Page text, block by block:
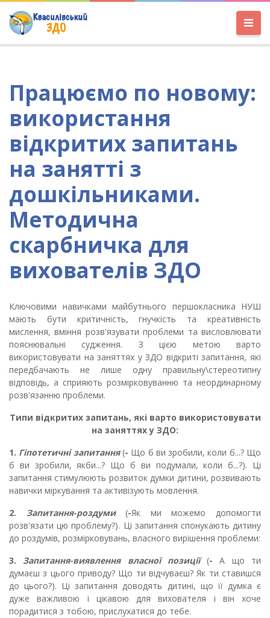
Працюємо по новому:
використання
відкритих запитань
на занятті з
дошкільниками.
Методична
скарбничка для
вихователів ЗДО
Ключовими навичками майбутнього першокласника НУШ
мають бути критичність, гнучкість та креативність
мислення, вміння розв'язувати проблеми та висловлювати
пояснювальні судження. З цією метою варто
використовувати на заняттях у ЗДО відкриті запитання, які
передбачають не лише одну правильну\стереотипну
відповідь, а сприяють розмірковуванню та неординарному
розв'язанню проблеми.
Типи відкритих запитань, які варто використовувати
на заняттях у ЗДО:
1. Гіпотетичні запитання(- Що б ви зробили, коли б...? Що
б ви зробили, якби...? Що б ви подумали, коли б...?). Ці
запитання стимулюють розвиток думки дитини, розвивають
навички міркування та активізують мовлення.
2. Запитання-роздуми(-Як ми можемо допомогти
розв'язати цю проблему?). Ці запитання спонукають дитину
до роздумів, розмірковувань, власного вирішення проблеми:
3. Запитання-виявлення власної позиції(- А що ти
думаєш з цього приводу? Що ти відчуваєш? Як ти ставишся
до цього?). Ці запитання доводять дитині, що її думка є
дуже важливою і цікавою для вихователя і він хоче
порадитися з тобою, прислухатися до тебе.